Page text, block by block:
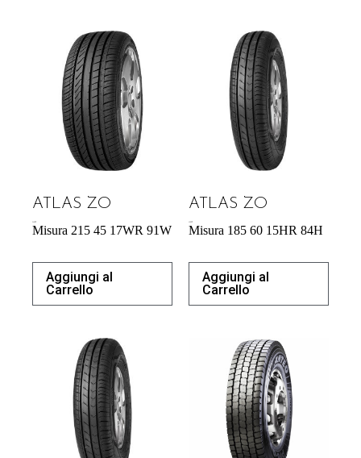
ATLAS ZO
Misura 215 45 17WR 91W
Aggiungi al
Carrello
ATLAS ZO
Misura 185 60 15HR 84H
Aggiungi al
Carrello